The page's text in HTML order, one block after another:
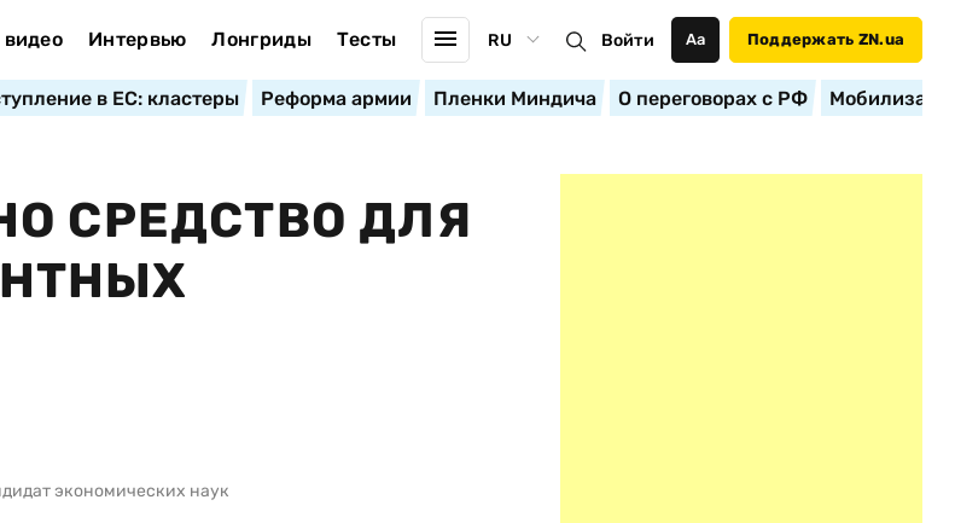
Интервью Лонгриды Тесты RU Войти Аа Поддержать ZN.ua
в ЕС: кластеры Реформа армии Пленки Миндича О переговорах с РФ
СРЕДСТВО ДЛЯ
экономических наук